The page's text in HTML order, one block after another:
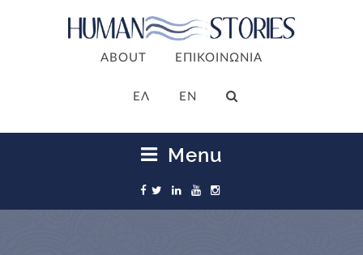
ABOUT ΕΠΙΚΟΙΝΩΝΙΑ
ΕΛ EN
Menu